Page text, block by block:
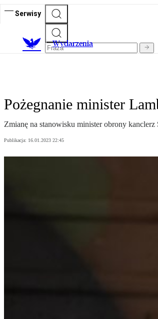
Serwisy
Wydarzenia
Pożegnanie minister
Zmianę na stanowisku minister obrony
Publikacja: 16.01.2023 22:45